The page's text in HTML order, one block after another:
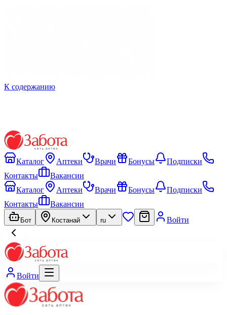
К содержанию
Каталог Аптеки Врачи Бонусы
Подписки
Контакты
Вакансии
Каталог
Аптеки Врачи Бонусы
Подписки
Контакты
Вакансии
Бот Костанай ru Войти
Войти